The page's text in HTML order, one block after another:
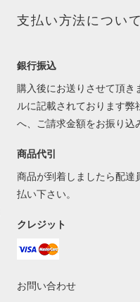
支払い方法について
銀行振込
購入後にお送りさせて頂き
ルに記載されております弊
へ、ご請求金額をお振り込
商品代引
商品が到着しましたら配達
払い下さい。
クレジット
お問い合わせ